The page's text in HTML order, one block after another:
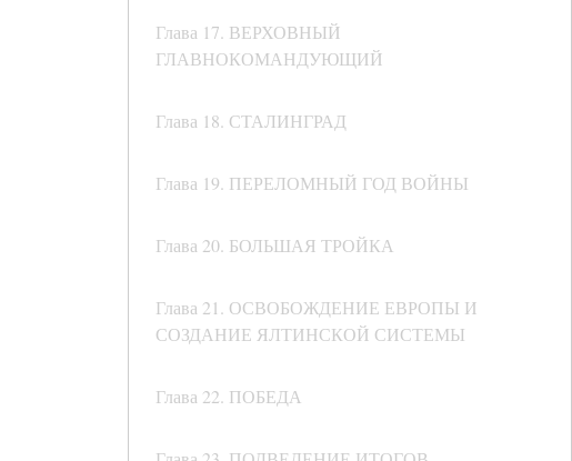
Глава 17. ВЕРХОВНЫЙ
ГЛАВНОКОМАНДУЮЩИЙ
Глава 18. СТАЛИНГРАД
Глава 19. ПЕРЕЛОМНЫЙ ГОД ВОЙНЫ
Глава 20. БОЛЬШАЯ ТРОЙКА
Глава 21. ОСВОБОЖДЕНИЕ ЕВРОПЫ И
СОЗДАНИЕ ЯЛТИНСКОЙ СИСТЕМЫ
Глава 22. ПОБЕДА